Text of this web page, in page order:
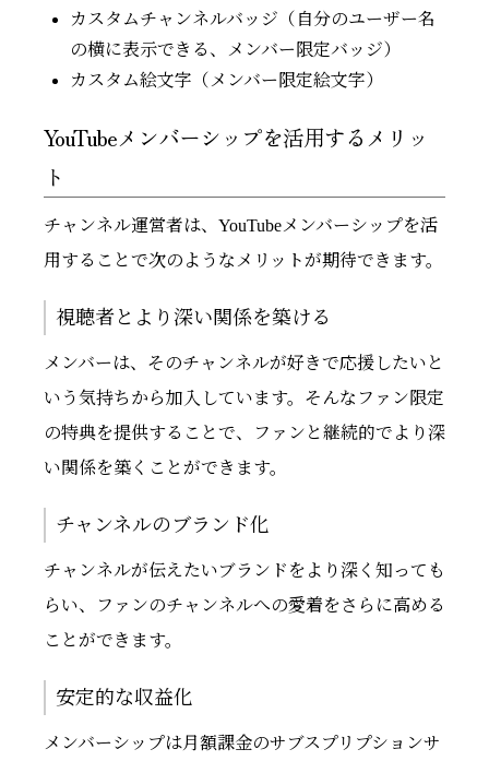
カスタムチャンネルバッジ（自分のユーザー名
の横に表示できる、メンバー限定バッジ）
カスタム絵文字（メンバー限定絵文字）
YouTubeメンバーシップを活用するメリッ
ト
チャンネル運営者は、YouTubeメンバーシップを活
用することで次のようなメリットが期待できます。
視聴者とより深い関係を築ける
メンバーは、そのチャンネルが好きで応援したいと
いう気持ちから加入しています。そんなファン限定
の特典を提供することで、ファンと継続的でより深
い関係を築くことができます。
チャンネルのブランド化
チャンネルが伝えたいブランドをより深く知っても
らい、ファンのチャンネルへの愛着をさらに高める
ことができます。
安定的な収益化
メンバーシップは月額課金のサブスプリプションサ